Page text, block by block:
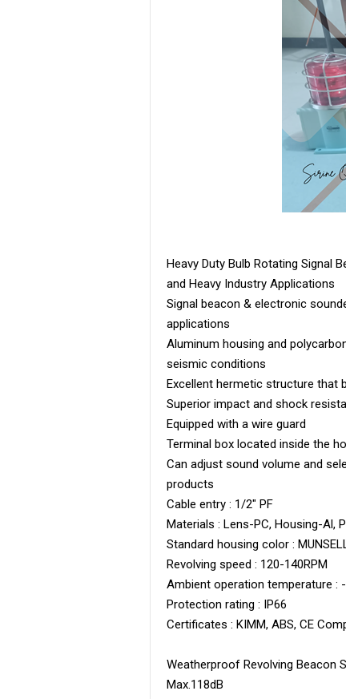
Heavy Duty Bulb Rotating Signal
and Heavy Industry Applications
Signal beacon & electronic
applications
Aluminum housing and
seismic conditions
Excellent hermetic structure that
Superior impact and shock
Equipped with a wire guard
Terminal box located inside the
Can adjust sound volume and
products
Cable entry : 1/2″ PF
Materials : Lens-PC, Housing-Al,
Standard housing color :
Revolving speed : 120-140RPM
Ambient operation temperature :
Protection rating : IP66
Certificates : KIMM, ABS, CE
Weatherproof Revolving Beacon
Max.118dB